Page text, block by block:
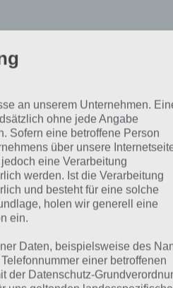
Weiche
be King spielt sich über
Du musst also lediglich
legen, um deinen
auch keine Langeweile
anders. Keiner
werden zufallsbasiert
Aufgabe ist es nun den
oder Monstern aus dem
an unserem Unternehmen.
ohne jede Angabe
Sofern eine betroffene Person
über unsere
eine Verarbeitung
werden. Ist die Verarbeitung
und besteht für eine solche
holen wir generell eine
ein.
Daten, beispielsweise des
einer betroffenen
der Datenschutz-